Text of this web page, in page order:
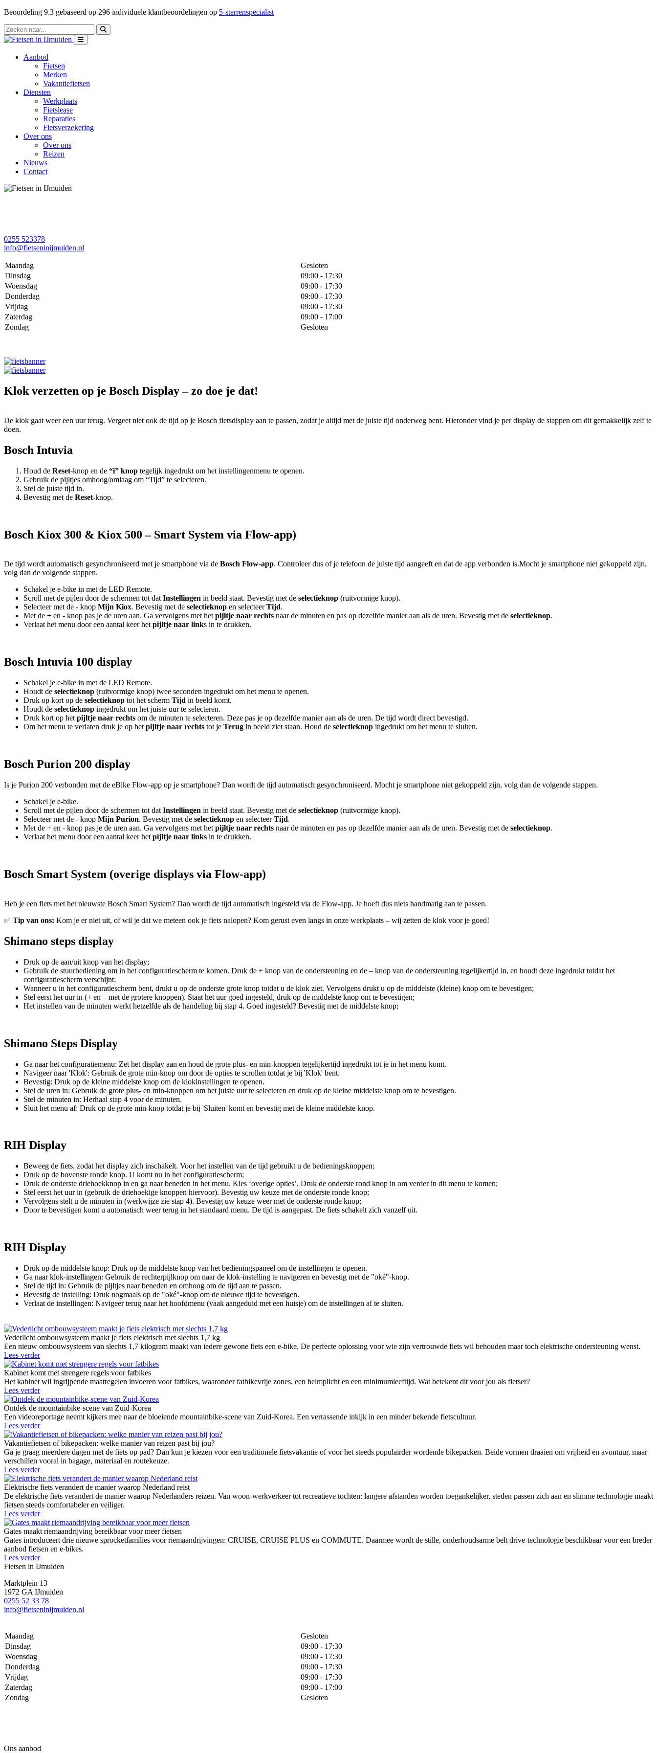
Beoordeling 9.3 gebaseerd op 296 individuele klantbeoordelingen op 5-sterrenspecialist
Aanbod
Fietsen
Merken
Vakantiefietsen
Diensten
Werkplaats
Fietslease
Reparaties
Fietsverzekering
Over ons
Over ons
Reizen
Nieuws
Contact
0255 523378
info@fietseninijmuiden.nl
Maandag
Gesloten
Dinsdag
09:00 - 17:30
Woensdag
09:00 - 17:30
Donderdag
09:00 - 17:30
Vrijdag
09:00 - 17:30
Zaterdag
09:00 - 17:00
Zondag
Gesloten
Klok verzetten op je Bosch Display – zo doe je dat!
De klok gaat weer een uur terug. Vergeet niet ook de tijd op je Bosch fietsdisplay aan te passen, zodat je altijd met de juiste tijd onderweg bent. Hieronder vind je per display de stappen om dit gemakkelijk zelf te
doen.
Bosch Intuvia
Houd de Reset-knop en de “i” knop tegelijk ingedrukt om het instellingenmenu te openen.
Gebruik de pijltjes omhoog/omlaag om “Tijd” te selecteren.
Stel de juiste tijd in.
Bevestig met de Reset-knop.
Bosch Kiox 300 & Kiox 500 – Smart System via Flow-app)
De tijd wordt automatisch gesynchroniseerd met je smartphone via de Bosch Flow-app. Controleer dus of je telefoon de juiste tijd aangeeft en dat de app verbonden is.Mocht je smartphone niet gekoppeld zijn,
volg dan de volgende stappen.
Schakel je e-bike in met de LED Remote.
Scroll met de pijlen door de schermen tot datInstellingen in beeld staat. Bevestig met de selectieknop (ruitvormige knop).
Selecteer met de - knop Mijn Kiox. Bevestig met de selectieknop en selecteerTijd.
Met de + en - knop pas je de uren aan. Ga vervolgens met hetpijltje naar rechts naar de minuten en pas op dezelfde manier aan als de uren. Bevestig met de selectieknop.
Verlaat het menu door een aantal keer hetpijltje naar links in te drukken.
Bosch Intuvia 100 display
Schakel je e-bike in met de LED Remote.
Houdt de selectieknop (ruitvormige knop) twee seconden ingedrukt om het menu te openen.
Druk op kort op de selectieknop tot het scherm Tijd in beeld komt.
Houdt de selectieknop ingedrukt om het juiste uur te selecteren.
Druk kort op het pijltje naar rechts om de minuten te selecteren. Deze pas je op dezelfde manier aan als de uren. De tijd wordt direct bevestigd.
Om het menu te verlaten druk je op het pijltje naar rechts tot je Terug in beeld ziet staan. Houd de selectieknop ingedrukt om het menu te sluiten.
Bosch Purion 200 display
Is je Purion 200 verbonden met de eBike Flow-app op je smartphone? Dan wordt de tijd automatisch gesynchroniseerd. Mocht je smartphone niet gekoppeld zijn, volg dan de volgende stappen.
Schakel je e-bike.
Scroll met de pijlen door de schermen tot dat Instellingen in beeld staat. Bevestig met de selectieknop (ruitvormige knop).
Selecteer met de - knop Mijn Purion. Bevestig met de selectieknop en selecteerTijd.
Met de + en - knop pas je de uren aan. Ga vervolgens met het pijltje naar rechts naar de minuten en pas op dezelfde manier aan als de uren. Bevestig met de selectieknop.
Verlaat het menu door een aantal keer het pijltje naar links in te drukken.
Bosch Smart System (overige displays via Flow-app)
Heb je een fiets met het nieuwste Bosch Smart System? Dan wordt de tijd automatisch ingesteld via de Flow-app. Je hoeft dus niets handmatig aan te passen.
✅ Tip van ons: Kom je er niet uit, of wil je dat we meteen ook je fiets nalopen? Kom gerust even langs in onze werkplaats – wij zetten de klok voor je goed!
Shimano steps display
Druk op de aan/uit knop van het display;
Gebruik de stuurbediening om in het configuratiescherm te komen. Druk de + knop van de ondersteuning en de – knop van de ondersteuning tegelijkertijd in, en houdt deze ingedrukt totdat het
configuratiescherm verschijnt;
Wanneer u in het configuratiescherm bent, drukt u op de onderste grote knop totdat u de klok ziet. Vervolgens drukt u op de middelste (kleine) knop om te bevestigen;
Stel eerst het uur in (+ en – met de grotere knoppen). Staat het uur goed ingesteld, druk op de middelste knop om te bevestigen;
Het instellen van de minuten werkt hetzelfde als de handeling bij stap 4. Goed ingesteld? Bevestig met de middelste knop;
Shimano Steps Display
Ga naar het configuratiemenu: Zet het display aan en houd de grote plus- en min-knoppen tegelijkertijd ingedrukt tot je in het menu komt.
Navigeer naar 'Klok': Gebruik de grote min-knop om door de opties te scrollen totdat je bij 'Klok' bent.
Bevestig: Druk op de kleine middelste knop om de klokinstellingen te openen.
Stel de uren in: Gebruik de grote plus- en min-knoppen om het juiste uur te selecteren en druk op de kleine middelste knop om te bevestigen.
Stel de minuten in: Herhaal stap 4 voor de minuten.
Sluit het menu af: Druk op de grote min-knop totdat je bij 'Sluiten' komt en bevestig met de kleine middelste knop.
RIH Display
Beweeg de fiets, zodat het display zich inschakelt. Voor het instellen van de tijd gebruikt u de bedieningsknoppen;
Druk op de bovenste ronde knop. U komt nu in het configuratiescherm;
Druk de onderste driehoekknop in en ga naar beneden in het menu. Kies ‘overige opties’. Druk de onderste rond knop in om verder in dit menu te komen;
Stel eerst het uur in (gebruik de driehoekige knoppen hiervoor). Bevestig uw keuze met de onderste ronde knop;
Vervolgens stelt u de minuten in (werkwijze zie stap 4). Bevestig uw keuze weer met de onderste ronde knop;
Door te bevestigen komt u automatisch weer terug in het standaard menu. De tijd is aangepast. De fiets schakelt zich vanzelf uit.
RIH Display
Druk op de middelste knop: Druk op de middelste knop van het bedieningspaneel om de instellingen te openen.
Ga naar klok-instellingen: Gebruik de rechterpijlknop om naar de klok-instelling te navigeren en bevestig met de "oké"-knop.
Stel de tijd in: Gebruik de pijltjes naar beneden en omhoog om de tijd aan te passen.
Bevestig de instelling: Druk nogmaals op de "oké"-knop om de nieuwe tijd te bevestigen.
Verlaat de instellingen: Navigeer terug naar het hoofdmenu (vaak aangeduid met een huisje) om de instellingen af te sluiten.
Vederlicht ombouwsysteem maakt je fiets elektrisch met slechts 1,7 kg
Een nieuw ombouwsysteem van slechts 1,7 kilogram maakt van iedere gewone fiets een e-bike. De perfecte oplossing voor wie zijn vertrouwde fiets wil behouden maar toch elektrische ondersteuning wenst.
Lees verder
Kabinet komt met strengere regels voor fatbikes
Het kabinet wil ingrijpende maatregelen invoeren voor fatbikes, waaronder fatbikevrije zones, een helmplicht en een minimumleeftijd. Wat betekent dit voor jou als fietser?
Lees verder
Ontdek de mountainbike-scene van Zuid-Korea
Een videoreportage neemt kijkers mee naar de bloeiende mountainbike-scene van Zuid-Korea. Een verrassende inkijk in een minder bekende fietscultuur.
Lees verder
Vakantiefietsen of bikepacken: welke manier van reizen past bij jou?
Ga je graag meerdere dagen met de fiets op pad? Dan kun je kiezen voor een traditionele fietsvakantie of voor het steeds populairder wordende bikepacken. Beide vormen draaien om vrijheid en avontuur, maar
verschillen vooral in bagage, materiaal en routekeuze.
Lees verder
Elektrische fiets verandert de manier waarop Nederland reist
De elektrische fiets verandert de manier waarop Nederlanders reizen. Van woon-werkverkeer tot recreatieve tochten: langere afstanden worden toegankelijker, steden passen zich aan en slimme technologie maakt
fietsen steeds comfortabeler en veiliger.
Lees verder
Gates maakt riemaandrijving bereikbaar voor meer fietsen
Gates introduceert drie nieuwe sprocketfamilies voor riemaandrijvingen: CRUISE, CRUISE PLUS en COMMUTE. Daarmee wordt de stille, onderhoudsarme belt drive-technologie beschikbaar voor een breder
aanbod fietsen en e-bikes.
Lees verder
Fietsen in IJmuiden
Marktplein 13
1972 GA IJmuiden
0255 52 33 78
info@fietseninijmuiden.nl
Maandag
Gesloten
Dinsdag
09:00 - 17:30
Woensdag
09:00 - 17:30
Donderdag
09:00 - 17:30
Vrijdag
09:00 - 17:30
Zaterdag
09:00 - 17:00
Zondag
Gesloten
Ons aanbod